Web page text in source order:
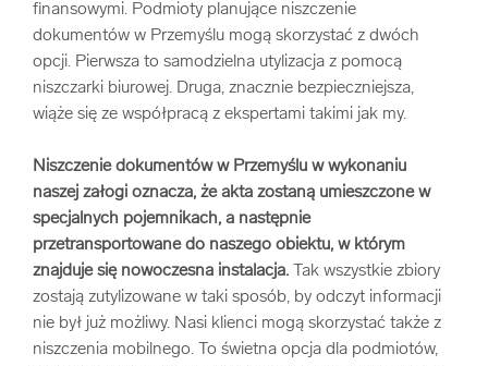
finansowymi. Podmioty planujące niszczenie
dokumentów w Przemyślu mogą skorzystać z dwóch
opcji. Pierwsza to samodzielna utylizacja z pomocą
niszczarki biurowej. Druga, znacznie bezpieczniejsza,
wiąże się ze współpracą z ekspertami takimi jak my.
Niszczenie dokumentów w Przemyślu w wykonaniu
naszej załogi oznacza, że akta zostaną umieszczone w
specjalnych pojemnikach, a następnie
przetransportowane do naszego obiektu, w którym
znajduje się nowoczesna instalacja. Tak wszystkie zbiory
zostają zutylizowane w taki sposób, by odczyt informacji
nie był już możliwy. Nasi klienci mogą skorzystać także z
niszczenia mobilnego. To świetna opcja dla podmiotów,